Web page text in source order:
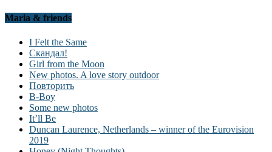
Maria & friends
I Felt the Same
Скандал!
Girl from the Moon
New photos. A love story outdoor
Повторить
B-Boy
Some new photos
It’ll Be
Duncan Laurence, Netherlands – winner of the Eurovision
2019